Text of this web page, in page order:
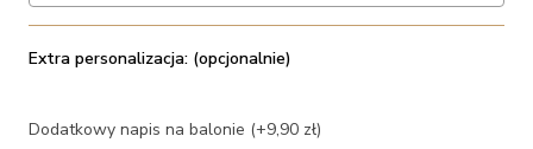
Extra personalizacja: (opcjonalnie)
Dodatkowy napis na balonie (+9,90 zł)